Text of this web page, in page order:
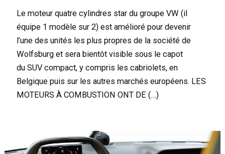
Le moteur quatre cylindres star du groupe VW (il
équipe 1 modèle sur 2) est amélioré pour devenir
l’une des unités les plus propres de la société de
Wolfsburg et sera bientôt visible sous le capot
du SUV compact, y compris les cabriolets, en
Belgique puis sur les autres marchés européens. LES
MOTEURS À COMBUSTION ONT DE (…)